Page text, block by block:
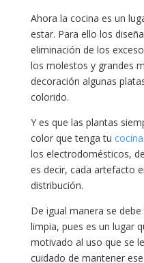
Ahora la cocina es un
estar. Para ello los
eliminación de los
los molestos y grandes
decoración algunas
colorido.
Y es que las plantas
color que tenga tu cocina
los electrodomésticos,
es decir, cada artefacto
distribución.
De igual manera se
limpia, pues es un lugar
motivado al uso que se
cuidado de mantener